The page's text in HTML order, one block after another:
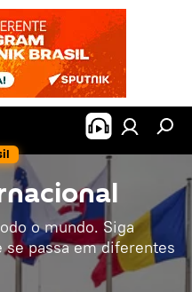
o mundo. Siga
passa em diferentes